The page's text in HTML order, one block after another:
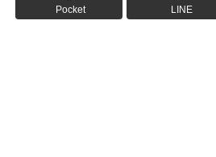
Pocket LINE